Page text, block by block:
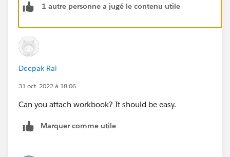
1 autre personne a jugé le contenu utile
Deepak Rai
31 oct. 2022 à 18:06
Can you attach workbook? It should be easy.
Marquer comme utile